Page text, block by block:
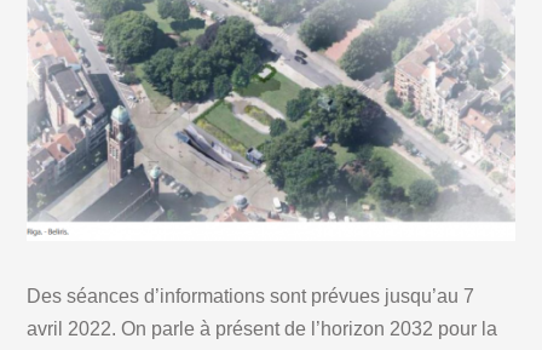
Des séances d’informations sont prévues jusqu’au 7
avril 2022. On parle à présent de l’horizon 2032 pour la